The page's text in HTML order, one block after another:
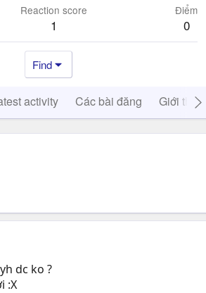
Reaction score
1
Điểm
0
Find
activity Các bài đăng Giới thiệu
dc ko ?
:X